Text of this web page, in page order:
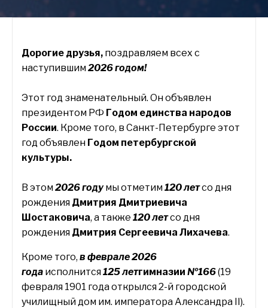
Дорогие друзья, поздравляем всех с
наступившим2026 годом!
Этот год знаменательный. Он объявлен
президентом РФ Годом единства народов
России. Кроме того, в Санкт-Петербурге этот
год объявлен Годом петербургской
культуры.
В этом2026 годумы отметим120 летсо дня
рождения Дмитрия Дмитриевича
Шостаковича, а также 120 летсо дня
рождения Дмитрия Сергеевича Лихачева.
Кроме того, в феврале 2026
года исполнится125 летгимназии №166(19
февраля 1901 года открылся 2-й городской
училищный дом им. императора Александра II).